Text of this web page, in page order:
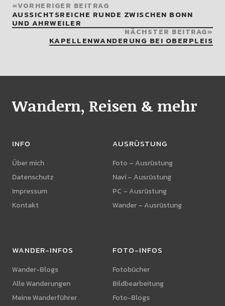
VORHERIGER BEITRAG
AUSSICHTSREICHE RUNDE ZWISCHEN BONN
UND AHRWEILER
NÄCHSTER BEITRAG
KAPELLENWANDERUNG BEI OBERPLEIS
Wandern, Reisen & mehr
INFO
Über mich
Datenschutz
Impressum
Kontakt
AUSRÜSTUNG
Foto – Ausrüstung
Navi – Ausrüstung
PC – Ausrüstung
Wander – Ausrüstung
WANDER-INFOS
Wander-Blogs
Alle Wanderungen
Meine Wanderführer
FOTO-INFOS
Fotobücher
Bildbearbeitung
Foto-Blogs